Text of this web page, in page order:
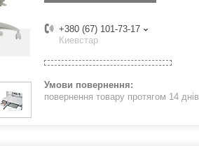
+380 (67) 101-73-17
Киевстар
повернення товару протягом 14 днів